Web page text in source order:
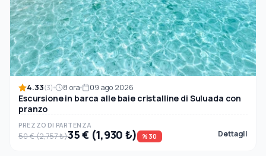
4.33(3) 8 ora 09 ago 2026
Escursione in barca alle baie cristalline di Suluada con
pranzo
PREZZO DI PARTENZA
50 € (2,757 ₺)35 € (1,930 ₺) %30 Dettagli